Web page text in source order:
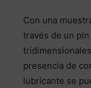
Con una
través de un
presencia de
lubricante se